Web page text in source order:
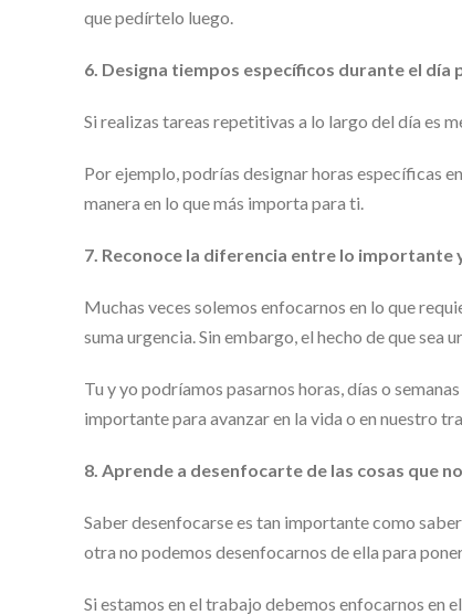
que pedírtelo luego.
6. Designa tiempos específicos durante el
Si realizas tareas repetitivas a lo largo del día es
Por ejemplo, podrías designar horas específicas
manera en lo que más importa para ti.
7. Reconoce la diferencia entre lo
Muchas veces solemos enfocarnos en lo que
suma urgencia. Sin embargo, el hecho de que sea
Tu y yo podríamos pasarnos horas, días o
importante para avanzar en la vida o en nuestro
8. Aprende a desenfocarte de las cosas que
Saber desenfocarse es tan importante como
otra no podemos desenfocarnos de ella para
Si estamos en el trabajo debemos enfocarnos en